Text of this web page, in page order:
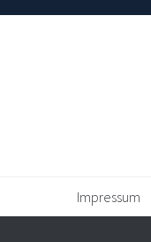
Impressum